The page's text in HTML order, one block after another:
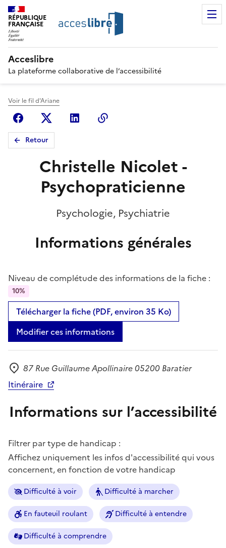
RÉPUBLIQUE
FRANÇAISE
Acceslibre
La plateforme collaborative de l’accessibilité
Voir le fil d'Ariane
FacebookX (anciennement Twitter)
Linkedin
Retour
Christelle Nicolet -
Psychopraticienne
Psychologie, Psychiatrie
Informations générales
Niveau de complétude des informations de la fiche :
10%
Télécharger la fiche (PDF, environ 35 Ko)
Modifier ces informations
Adresse
87 Rue Guillaume Apollinaire 05200 Baratier
Itinéraire
Informations sur l’accessibilité
Filtrer par type de handicap :
Affichez uniquement les infos d'accessibilité qui vous
concernent, en fonction de votre handicap
Difficulté à voir Difficulté à marcher
En fauteuil roulant Difficulté à entendre
Difficulté à comprendre